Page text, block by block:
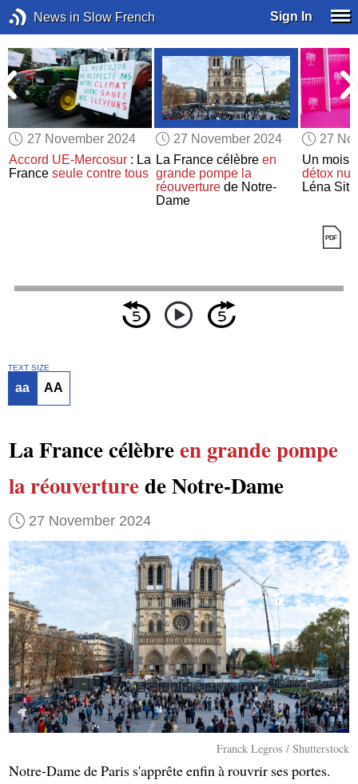
News in Slow French Sign In
27 November 2024
Accord UE-Mercosur : La
Franceseule contre tous
27 November 2024
La France célèbre en
grande pompe la
réouverturede Notre-
Dame
27
Un mois
détox
Léna
TEXT SIZE
aa AA
La France célèbreen grande pompe
la réouverturede Notre-Dame
27 November 2024
Franck Legros / Shutterstock
Notre-Dame de Paris s'apprête enfin à rouvrir ses portes.